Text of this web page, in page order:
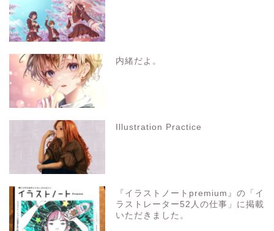
内緒だよ。
Illustration Practice
『イラストノートpremium』の「イ
ラストレーター52人の仕事」に掲載
いただきました。